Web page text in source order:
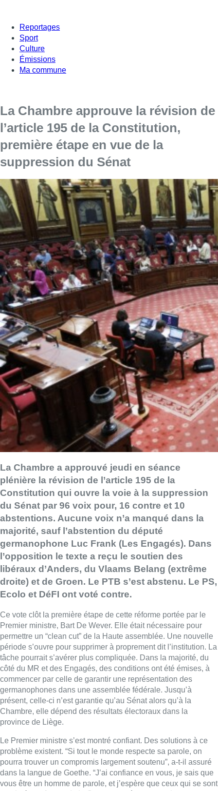
Reportages
Sport
Culture
Émissions
Ma commune
La Chambre approuve la révision de
l’article 195 de la Constitution,
première étape en vue de la
suppression du Sénat
La Chambre a approuvé jeudi en séance
plénière la révision de l’article 195 de la
Constitution qui ouvre la voie à la suppression
du Sénat par 96 voix pour, 16 contre et 10
abstentions. Aucune voix n’a manqué dans la
majorité, sauf l’abstention du député
germanophone Luc Frank (Les Engagés). Dans
l’opposition le texte a reçu le soutien des
libéraux d’Anders, du Vlaams Belang (extrême
droite) et de Groen. Le PTB s’est abstenu. Le PS,
Ecolo et DéFI ont voté contre.
Ce vote clôt la première étape de cette réforme portée par le
Premier ministre, Bart De Wever. Elle était nécessaire pour
permettre un “clean cut” de la Haute assemblée. Une nouvelle
période s’ouvre pour supprimer à proprement dit l’institution. La
tâche pourrait s’avérer plus compliquée. Dans la majorité, du
côté du MR et des Engagés, des conditions ont été émises, à
commencer par celle de garantir une représentation des
germanophones dans une assemblée fédérale. Jusqu’à
présent, celle-ci n’est garantie qu’au Sénat alors qu’à la
Chambre, elle dépend des résultats électoraux dans la
province de Liège.
Le Premier ministre s’est montré confiant. Des solutions à ce
problème existent. “Si tout le monde respecte sa parole, on
pourra trouver un compromis largement soutenu”, a-t-il assuré
dans la langue de Goethe. “J’ai confiance en vous, je sais que
vous être un homme de parole, et j’espère que ceux qui se sont